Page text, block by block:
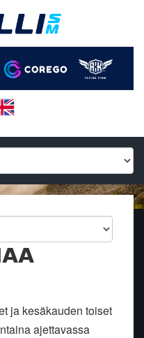
ja kesäkauden toiset
ajettavassa